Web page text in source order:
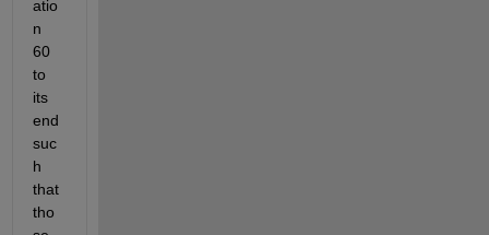
atio
n
60
to
its
end
suc
h
that
tho